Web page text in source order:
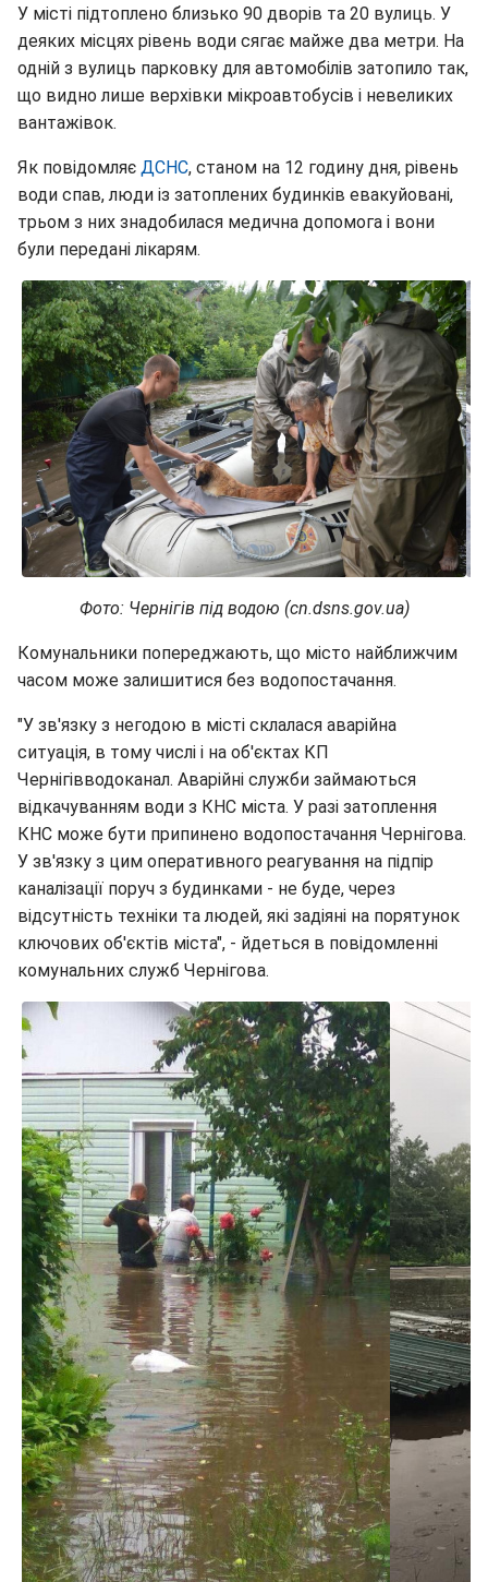
У місті підтоплено близько 90 дворів та 20 вулиць. У
деяких місцях рівень води сягає майже два метри. На
одній з вулиць парковку для автомобілів затопило так,
що видно лише верхівки мікроавтобусів і невеликих
вантажівок.
Як повідомляє ДСНС, станом на 12 годину дня, рівень
води спав, люди із затоплених будинків евакуйовані,
трьом з них знадобилася медична допомога і вони
були передані лікарям.
Фото: Чернігів під водою (cn.dsns.gov.ua)
Комунальники попереджають, що місто найближчим
часом може залишитися без водопостачання.
"У зв'язку з негодою в місті склалася аварійна
ситуація, в тому числі і на об'єктах КП
Чернігівводоканал. Аварійні служби займаються
відкачуванням води з КНС міста. У разі затоплення
КНС може бути припинено водопостачання Чернігова.
У зв'язку з цим оперативного реагування на підпір
каналізації поруч з будинками - не буде, через
відсутність техніки та людей, які задіяні на порятунок
ключових об'єктів міста", - йдеться в повідомленні
комунальних служб Чернігова.